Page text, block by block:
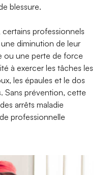
blessure.
certains professionnels
diminution de leur
ou une perte de force
à exercer les tâches les
les épaules et le dos
Sans prévention, cette
arrêts maladie
professionnelle